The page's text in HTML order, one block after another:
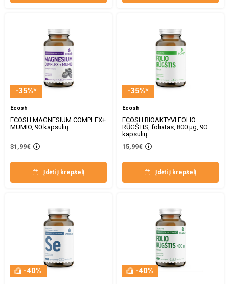
-35%*
Ecosh
ECOSH MAGNESIUM COMPLEX+
MUMIO, 90 kapsulių
31,99€
Įdėti į krepšelį
-35%*
Ecosh
ECOSH BIOAKTYVI FOLIO
RŪGŠTIS, foliatas, 800 µg, 90
kapsulių
15,99€
Įdėti į krepšelį
-40% -40%